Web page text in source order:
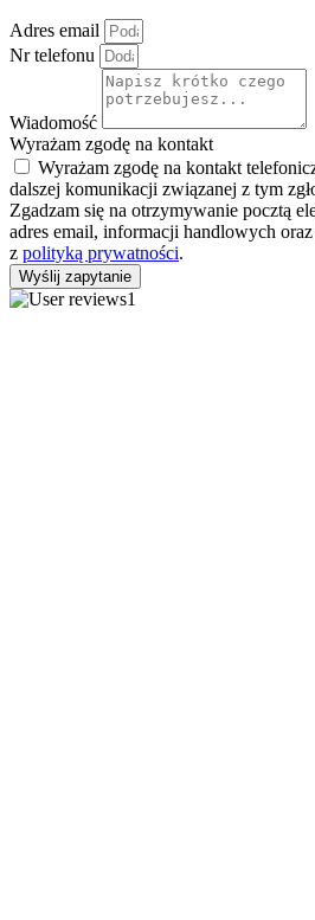
Adres email
Nr telefonu
Wiadomość
Wyrażam zgodę na kontakt
Wyrażam zgodę na kontakt
dalszej komunikacji związanej z tym
Zgadzam się na otrzymywanie pocztą
adres email, informacji handlowych
z polityką prywatności.
Wyślij zapytanie